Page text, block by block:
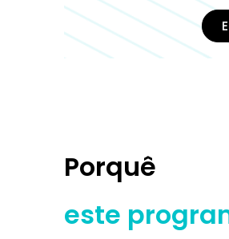
Porquê
este